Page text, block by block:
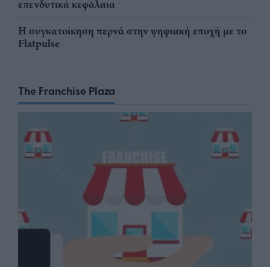
επενδυτικά κεφάλαια
Η συγκατοίκηση περνά στην ψηφιακή εποχή με το
Flatpulse
The Franchise Plaza